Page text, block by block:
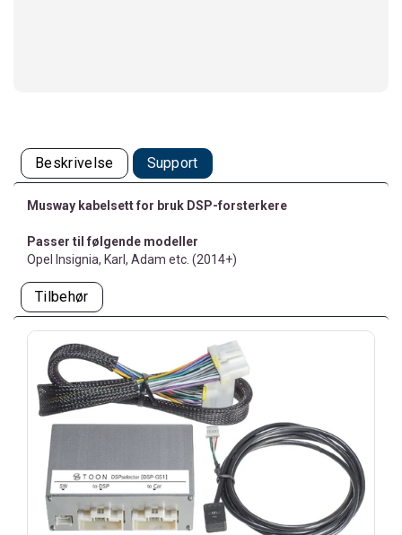
Beskrivelse Support
Musway kabelsett for bruk DSP-forsterkere
Passer til følgende modeller
Opel Insignia, Karl, Adam etc. (2014+)
Tilbehør